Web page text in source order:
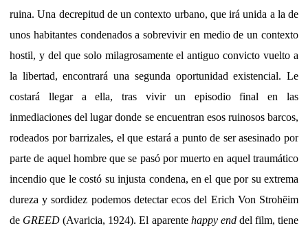
ruina. Una decrepitud de un contexto urbano, que irá unida a la de
unos habitantes condenados a sobrevivir en medio de un contexto
hostil, y del que solo milagrosamente el antiguo convicto vuelto a
la libertad, encontrará una segunda oportunidad existencial. Le
costará llegar a ella, tras vivir un episodio final en las
inmediaciones del lugar donde se encuentran esos ruinosos barcos,
rodeados por barrizales, el que estará a punto de ser asesinado por
parte de aquel hombre que se pasó por muerto en aquel traumático
incendio que le costó su injusta condena, en el que por su extrema
dureza y sordidez podemos detectar ecos del Erich Von Strohëim
de GREED(Avaricia, 1924). El aparente happy enddel film, tiene